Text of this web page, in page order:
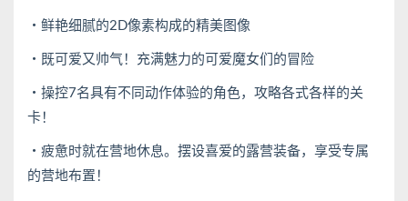
・鲜艳细腻的2D像素构成的精美图像
・既可爱又帅气！充满魅力的可爱魔女们的冒险
・操控7名具有不同动作体验的角色，攻略各式各样的关
卡！
・疲惫时就在营地休息。摆设喜爱的露营装备，享受专属
的营地布置！